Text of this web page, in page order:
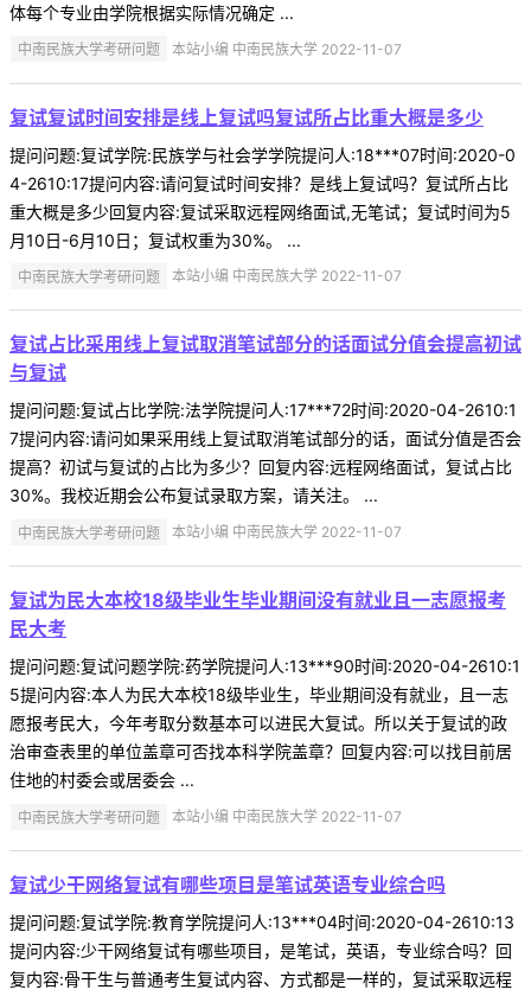
体每个专业由学院根据实际情况确定 ...
中南民族大学考研问题 本站小编 中南民族大学 2022-11-07
复试复试时间安排是线上复试吗复试所占比重大概是多少
提问问题:复试学院:民族学与社会学学院提问人:18***07时间:2020-0
4-2610:17提问内容:请问复试时间安排？是线上复试吗？复试所占比
重大概是多少回复内容:复试采取远程网络面试,无笔试；复试时间为5
月10日-6月10日；复试权重为30%。 ...
中南民族大学考研问题 本站小编 中南民族大学 2022-11-07
复试占比采用线上复试取消笔试部分的话面试分值会提高初试
与复试
提问问题:复试占比学院:法学院提问人:17***72时间:2020-04-2610:1
7提问内容:请问如果采用线上复试取消笔试部分的话，面试分值是否会
提高？初试与复试的占比为多少？回复内容:远程网络面试，复试占比
30%。我校近期会公布复试录取方案，请关注。 ...
中南民族大学考研问题 本站小编 中南民族大学 2022-11-07
复试为民大本校18级毕业生毕业期间没有就业且一志愿报考
民大考
提问问题:复试问题学院:药学院提问人:13***90时间:2020-04-2610:1
5提问内容:本人为民大本校18级毕业生，毕业期间没有就业，且一志
愿报考民大，今年考取分数基本可以进民大复试。所以关于复试的政
治审查表里的单位盖章可否找本科学院盖章？回复内容:可以找目前居
住地的村委会或居委会 ...
中南民族大学考研问题 本站小编 中南民族大学 2022-11-07
复试少干网络复试有哪些项目是笔试英语专业综合吗
提问问题:复试学院:教育学院提问人:13***04时间:2020-04-2610:13
提问内容:少干网络复试有哪些项目，是笔试，英语，专业综合吗？回
复内容:骨干生与普通考生复试内容、方式都是一样的，复试采取远程